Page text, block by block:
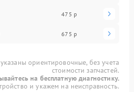
475 р
675 р
ориентировочные, без учета
стоимости запчастей.
на бесплатную диагностику.
и укажем на неисправность.